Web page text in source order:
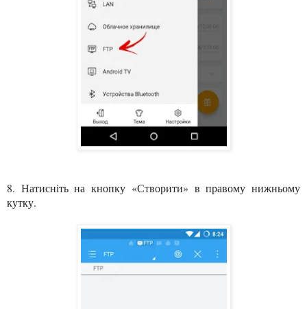
8. Натисніть на кнопку «Створити» в правому нижньому
кутку.